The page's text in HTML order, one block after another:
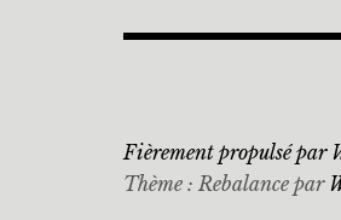
Fièrement propulsé par
Thème : Rebalance par